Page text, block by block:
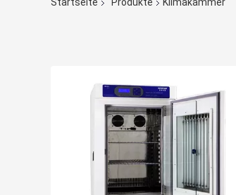
Startseite Produkte Klimakammer